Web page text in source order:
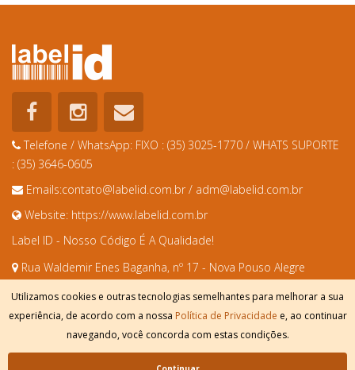
Telefone / WhatsApp: FIXO : (35) 3025-1770 / WHATS SUPORTE
: (35) 3646-0605
Emails:contato@labelid.com.br / adm@labelid.com.br
Website: https://www.labelid.com.br
Label ID - Nosso Código É A Qualidade!
Rua Waldemir Enes Baganha, nº 17 - Nova Pouso Alegre
Pouso Alegre - MG, 37553-474
© 2024 Label Id | Design por
Utilizamos cookies e outras tecnologias semelhantes para melhorar a sua
experiência, de acordo com a nossa Política de Privacidade e, ao continuar
navegando, você concorda com estas condições.